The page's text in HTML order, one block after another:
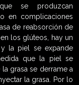
se produzcan
en complicaciones
de reabsorción de
los glúteos, hay un
la piel se expande
que la piel se
grasa se derrame a
la grasa. Por lo